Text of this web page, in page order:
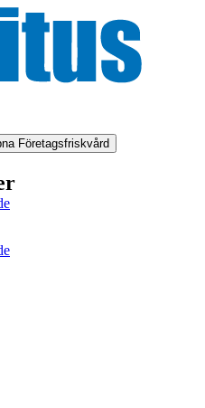
Företagsfriskvård